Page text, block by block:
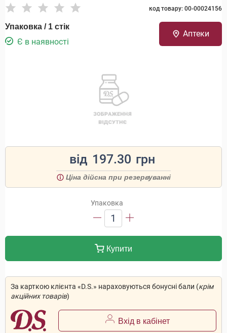
код товару: 00-00024156
Упаковка / 1 стік
Є в наявності
Аптеки
від 197.30 грн
Ціна дійсна при резервуванні
Упаковка
1
Купити
За карткою клієнта «D.S.» нараховуються бонусні бали (крім
акційних товарів)
Вхід в кабінет